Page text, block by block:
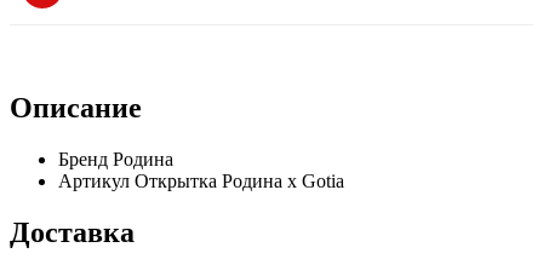
Описание
Бренд Родина
Артикул Открытка Родина x Gotia
Доставка